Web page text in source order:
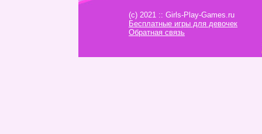
(c) 2021 :: Girls-Play-Games.ru
Бесплатные игры для девочек
Обратная связь